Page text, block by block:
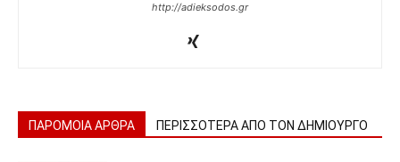
http://adieksodos.gr
ΠΑΡΟΜΟΙΑ ΑΡΘΡΑ ΠΕΡΙΣΣΟΤΕΡΑ ΑΠΟ ΤΟΝ ΔΗΜΙΟΥΡΓΟ